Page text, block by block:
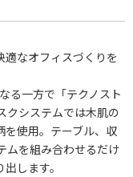
適なオフィスづくりを
る一方で「テクノスト
クシステムでは木肌の
を使用。テーブル、収
ムを組み合わせるだけ
します。